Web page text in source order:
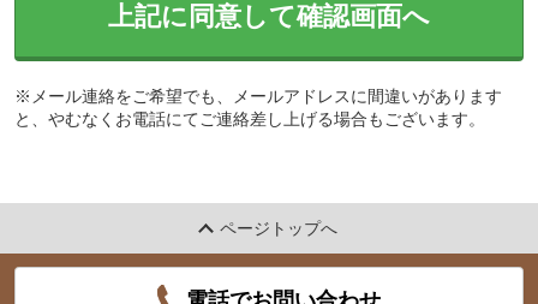
上記に同意して確認画面へ
※メール連絡をご希望でも、メールアドレスに間違いがあります
と、やむなくお電話にてご連絡差し上げる場合もございます。
ページトップへ